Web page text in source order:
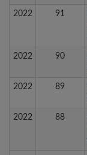
2022 91
2022 90
2022 89
2022 88